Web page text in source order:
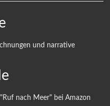
und narrative
nach Meer" bei Amazon